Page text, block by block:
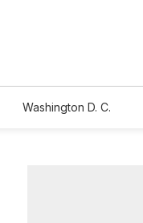
Washington D. C.